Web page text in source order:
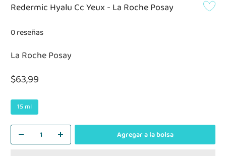
Redermic Hyalu Cc Yeux - La Roche Posay
0 reseñas
La Roche Posay
$63,99
15 ml
Agregar a la bolsa